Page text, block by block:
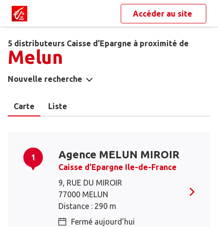
Accéder au site
5 distributeurs Caisse d’Epargne à proximité de
Melun
Nouvelle recherche
Carte Liste
1 Agence MELUN MIROIR
Caisse d’Epargne Ile-de-France
9, RUE DU MIROIR
77000 MELUN
Distance : 290 m
Fermé aujourd’hui